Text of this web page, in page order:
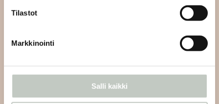
Tilastot
Markkinointi
Salli kaikki
Joogan asiakaspalvelu: